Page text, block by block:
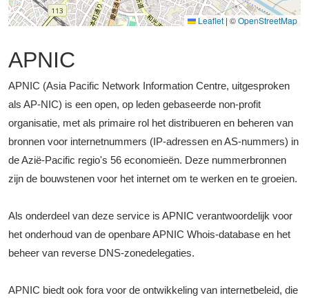
Leaflet | ©OpenStreetMap
APNIC
APNIC (Asia Pacific Network Information Centre, uitgesproken
als AP-NIC) is een open, op leden gebaseerde non-profit
organisatie, met als primaire rol het distribueren en beheren van
bronnen voor internetnummers (IP-adressen en AS-nummers) in
de Azië-Pacific regio's 56 economieën. Deze nummerbronnen
zijn de bouwstenen voor het internet om te werken en te groeien.
Als onderdeel van deze service is APNIC verantwoordelijk voor
het onderhoud van de openbare APNIC Whois-database en het
beheer van reverse DNS-zonedelegaties.
APNIC biedt ook fora voor de ontwikkeling van internetbeleid, die